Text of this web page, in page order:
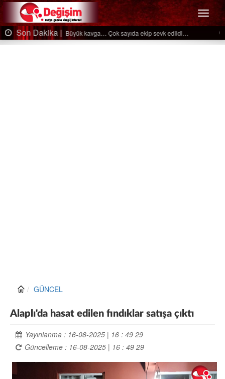
Menü
Son Dakika | Ağaçtan düştü…
GÜNCEL
Alaplı'da hasat edilen fındıklar satışa çıktı
Yayınlanma : 16-08-2025 | 16 : 49 29
Güncelleme : 16-08-2025 | 16 : 49 29